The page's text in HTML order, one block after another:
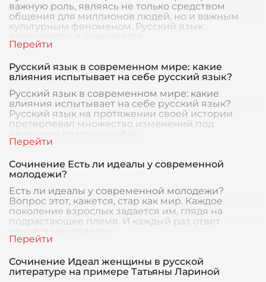
важную роль, являясь не только средством
общения для миллионов людей, но и важным
культурным феноменом. Русский язык
Русский язык в современном мире: какие
влияния испытывает на себе русский язык?
Русский язык в современном мире: какие
влияния испытывает на себе русский язык?
Русский язык на протяжении своей истории
претерпевал множество изменений под
Сочинение Есть ли идеалы у современной
молодежи?
Есть ли идеалы у современной молодежи?
Вопрос этот, кажется, стар как мир. Каждое
поколение взрослых задается им, глядя на
подрастающее племя. И каждый раз ответ
Сочинение Идеал женщины в русской
литературе на примере Татьяны Лариной